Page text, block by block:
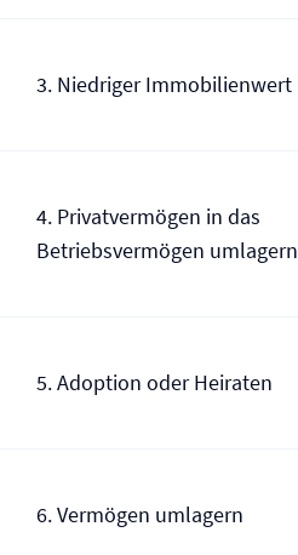
3. Niedriger Immobilienwert
4. Privatvermögen in das
Betriebsvermögen umlagern
5. Adoption oder Heiraten
6. Vermögen umlagern